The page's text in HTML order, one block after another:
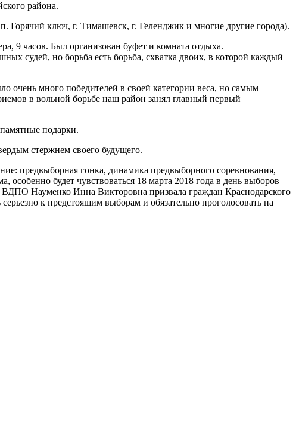
района.
Горячий ключ, г. Тимашевск, г. Геленджик и многие другие города).
9 часов. Был организован буфет и комната отдыха.
судей, но борьба есть борьба, схватка двоих, в которой каждый
очень много победителей в своей категории веса, но самым
в вольной борьбе наш район занял главный первый
подарки.
стержнем своего будущего.
предвыборная гонка, динамика предвыборного соревнования,
будет чувствоваться 18 марта 2018 года в день выборов
ВДПО Науменко Инна Викторовна призвала граждан Краснодарского
к предстоящим выборам и обязательно проголосовать на